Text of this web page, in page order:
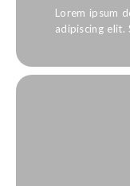
Lorem ipsum
adipiscing elit.